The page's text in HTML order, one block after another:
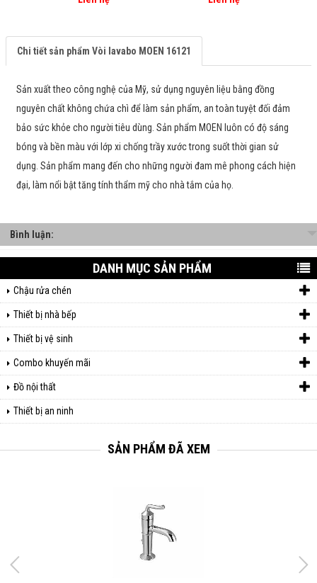
Chi tiết sản phẩm Vòi lavabo MOEN 16121
Sản xuất theo công nghệ của Mỹ, sử dụng nguyên liệu bằng đồng
nguyên chất không chứa chì để làm sản phẩm, an toàn tuyệt đối đảm
bảo sức khỏe cho người tiêu dùng. Sản phẩm MOEN luôn có độ sáng
bóng và bền màu với lớp xi chống trầy xước trong suốt thời gian sử
dụng. Sản phẩm mang đến cho những người đam mê phong cách hiện
đại, làm nổi bật tăng tính thẩm mỹ cho nhà tắm của họ.
Bình luận:
DANH MỤC SẢN PHẨM
Chậu rửa chén
Thiết bị nhà bếp
Thiết bị vệ sinh
Combo khuyến mãi
Đồ nội thất
Thiết bị an ninh
SẢN PHẨM ĐÃ XEM